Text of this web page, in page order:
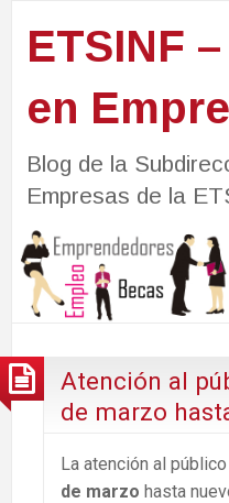
ETSINF
en
Blog de la
Empresas de la
Atención al
de marzo
La atención al público
de marzo hasta